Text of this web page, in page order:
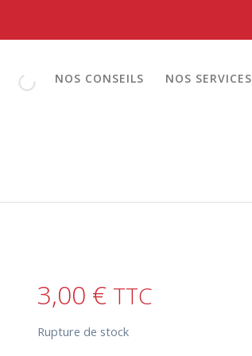
NOS CONSEILS NOS SERVICES
3,00 € TTC
Rupture de stock